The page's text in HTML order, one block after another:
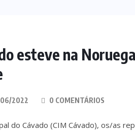
esteve na
2022 0 COMENTÁRIOS
do Cávado (CIM Cávado), os/as